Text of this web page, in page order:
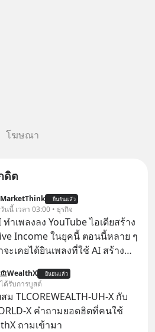
โฆษณา
ดิต
MarketThink ยืนยันแล้ว
วันนี้ เวลา 03:00 • ธุรกิจ
ทำเพลงลง YouTube ไอเดียสร้าง
Income ในยุคนี้ ตอนนี้หลาย ๆ
ะเคยได้ยินเพลงที่ใช้ AI สร้าง
รา” จากช่องชื่อว่า UNHEARD
ที่ตอนนี้มียอดรับชมกว่า 26
งแล้ว
WealthX ยืนยันแล้ว
ได้รับการบูสต์
ม TLCOREWEALTH-UH-X กับ
X คำถามยอดฮิตที่คนใช้
ถามเข้ามา